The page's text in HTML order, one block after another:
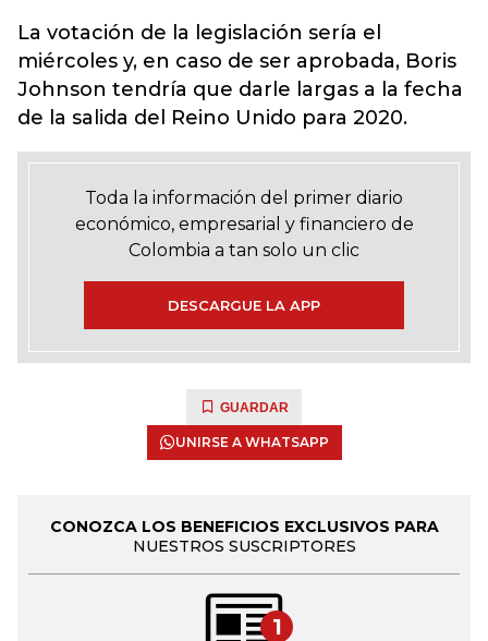
La votación de la legislación sería el
miércoles y, en caso de ser aprobada, Boris
Johnson tendría que darle largas a la fecha
de la salida del Reino Unido para 2020.
Toda la información del primer diario
económico, empresarial y financiero de
Colombia a tan solo un clic
DESCARGUE LA APP
GUARDAR
UNIRSE A WHATSAPP
CONOZCA LOS BENEFICIOS EXCLUSIVOS PARA
NUESTROS SUSCRIPTORES
1